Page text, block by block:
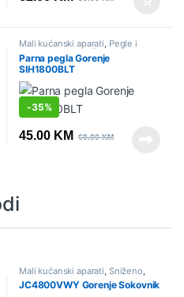
Mali kućanski aparati, Pegle i
parne stanice ,Sniženo
Parna pegla Gorenje
SIH1800BLT
-35%
45.00 KM 69.00KM
Mali kućanski aparati Sniženo
Sokovnici i citrusete
JC4800VWY Gorenje Sokovnik